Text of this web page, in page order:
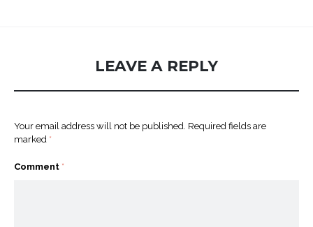
LEAVE A REPLY
Your email address will not be published. Required fields are
marked *
Comment *